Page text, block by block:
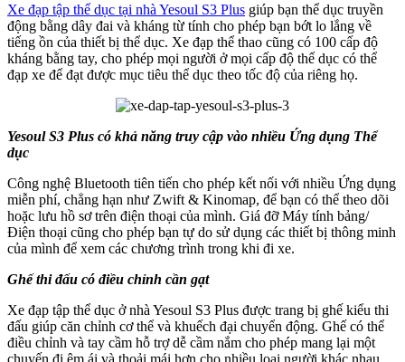
Xe đạp tập thể dục tại nhà Yesoul S3 Plus giúp bạn thể dục truyền
động bằng dây đai và kháng từ tính cho phép bạn bớt lo lắng về
tiếng ồn của thiết bị thể dục. Xe đạp thể thao cũng có 100 cấp độ
kháng bằng tay, cho phép mọi người ở mọi cấp độ thể dục có thể
đạp xe để đạt được mục tiêu thể dục theo tốc độ của riêng họ.
Yesoul S3 Plus có khả năng truy cập vào nhiều Ứng dụng Thể
dục
Công nghệ Bluetooth tiên tiến cho phép kết nối với nhiều Ứng dụng
miễn phí, chẳng hạn như Zwift & Kinomap, để bạn có thể theo dõi
hoặc lưu hồ sơ trên điện thoại của mình. Giá đỡ Máy tính bảng/
Điện thoại cũng cho phép bạn tự do sử dụng các thiết bị thông minh
của mình để xem các chương trình trong khi đi xe.
Ghế thi đấu có điều chỉnh cần gạt
Xe đạp tập thể dục ở nhà Yesoul S3 Plus được trang bị ghế kiểu thi
đấu giúp căn chỉnh cơ thể và khuếch đại chuyển động. Ghế có thể
điều chỉnh và tay cầm hỗ trợ dễ cầm nắm cho phép mang lại một
chuyến đi êm ái và thoải mái hơn cho nhiều loại người khác nhau.